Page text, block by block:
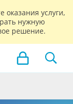
оказания услуги,
нужную
решение.